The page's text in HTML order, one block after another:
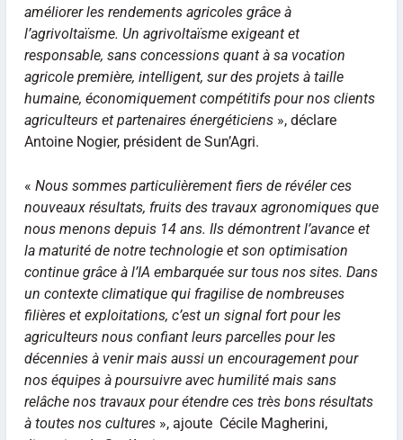
améliorer les rendements agricoles grâce à
l’agrivoltaïsme. Un agrivoltaïsme exigeant et
responsable, sans concessions quant à sa vocation
agricole première, intelligent, sur des projets à taille
humaine, économiquement compétitifs pour nos clients
agriculteurs et partenaires énergéticiens», déclare
Antoine Nogier, président de Sun’Agri.
« Nous sommes particulièrement fiers de révéler ces
nouveaux résultats, fruits des travaux agronomiques que
nous menons depuis 14 ans. Ils démontrent l’avance et
la maturité de notre technologie et son optimisation
continue grâce à l’IA embarquée sur tous nos sites. Dans
un contexte climatique qui fragilise de nombreuses
filières et exploitations, c’est un signal fort pour les
agriculteurs nous confiant leurs parcelles pour les
décennies à venir mais aussi un encouragement pour
nos équipes à poursuivre avec humilité mais sans
relâche nos travaux pour étendre ces très bons résultats
à toutes nos cultures», ajoute Cécile Magherini,